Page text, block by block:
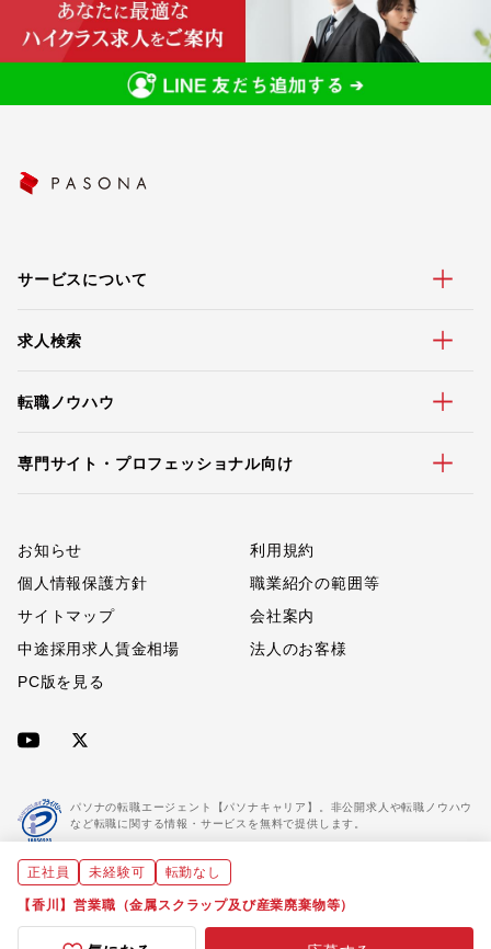
サービスについて
求人検索
転職ノウハウ
専門サイト・プロフェッショナル向け
お知らせ
利用規約
個人情報保護方針
職業紹介の範囲等
サイトマップ
会社案内
中途採用求人賃金相場
法人のお客様
PC版を見る
パソナの転職エージェント【パソナキャリア】。非公開求人や転職ノウハウ
など転職に関する情報・サービスを無料で提供します。
「パソナキャリア」は職業紹介優良事業者に認定されています。
正社員 未経験可 転勤なし
【香川】営業職（金属スクラップ及び産業廃棄物等）